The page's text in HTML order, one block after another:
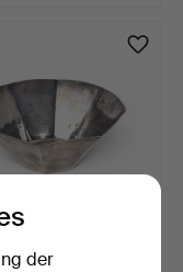
Silber, gestempelt
der